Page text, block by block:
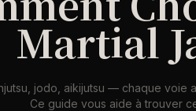
Martial
jodo, aikijutsu — chaque voie
Ce guide vous aide à trouver